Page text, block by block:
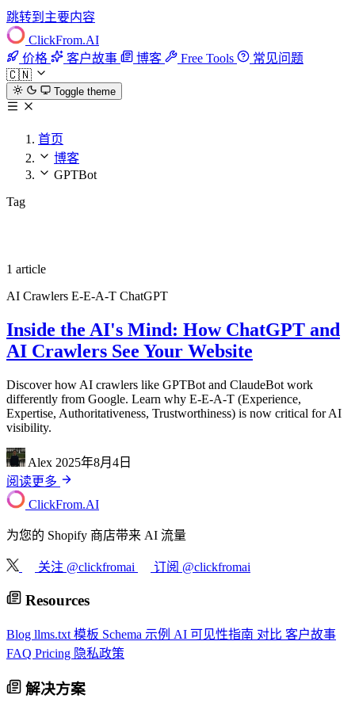
跳转到主要内容
ClickFrom.AI
价格
客户故事 博客 Free Tools
常见问题
🇨🇳
Toggle theme
首页
博客
GPTBot
Tag
1 article
AI Crawlers E-E-A-T ChatGPT
Inside the AI's Mind: How ChatGPT and
AI Crawlers See Your Website
Discover how AI crawlers like GPTBot and ClaudeBot work
differently from Google. Learn why E-E-A-T (Experience,
Expertise, Authoritativeness, Trustworthiness) is now critical for AI
visibility.
Alex 2025年8月4日
阅读更多
ClickFrom.AI
为您的 Shopify 商店带来 AI 流量
关注 @clickfromai 订阅 @clickfromai
Resources
Blog llms.txt 模板 Schema 示例 AI 可见性指南 对比 客户故事
FAQ Pricing 隐私政策
解决方案